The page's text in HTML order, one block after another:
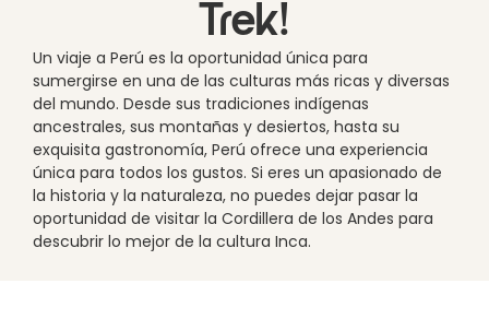
Trek!
Un viaje a Perú es la oportunidad única para
sumergirse en una de las culturas más ricas y diversas
del mundo. Desde sus tradiciones indígenas
ancestrales, sus montañas y desiertos, hasta su
exquisita gastronomía, Perú ofrece una experiencia
única para todos los gustos. Si eres un apasionado de
la historia y la naturaleza, no puedes dejar pasar la
oportunidad de visitar la Cordillera de los Andes para
descubrir lo mejor de la cultura Inca.